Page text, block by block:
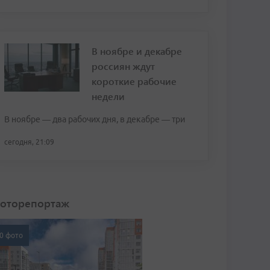
В ноябре и декабре
россиян ждут
короткие рабочие
недели
В ноябре — два рабочих дня, в декабре — три
сегодня, 21:09
фото